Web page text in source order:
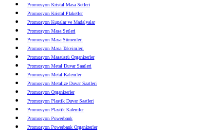
Promosyon Kristal Masa Setleri
Promosyon Kristal Plaketler
Promosyon Kupalar ve Madalyalar
Promosyon Masa Setleri
Promosyon Masa Sümenleri
Promosyon Masa Takvimleri
Promosyon Masaüstü Organizerler
Promosyon Metal Duvar Saatleri
Promosyon Metal Kalemler
Promosyon Metalize Duvar Saatleri
Promosyon Organizerler
Promosyon Plastik Duvar Saatleri
Promosyon Plastik Kalemler
Promosyon Powerbank
Promosyon Powerbank Organizerler